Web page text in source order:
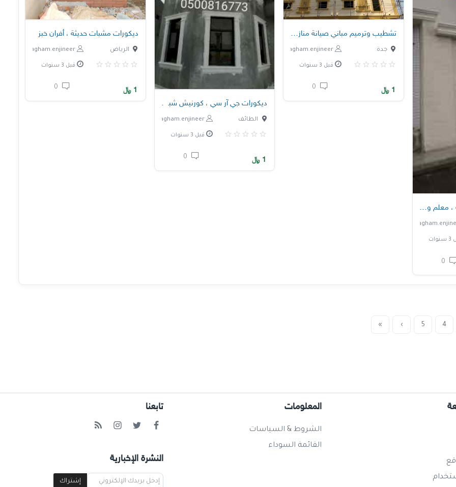
تشطيب وترميم مباني صيانة منازل بجدة
nagham.enjineer جدة
قبل 3 سنوات
1 ﷼
ديكورات جي آر سي ، كورنيش شبابيك جي ار سي
nagham.enjineer الطائف
قبل 3 سنوات
1 ﷼
ديكورات مشبات حديثة ، أفران خبز
nagham.enjineer الرياض
قبل 3 سنوات
1 ﷼
4
5
›
»
المعلومات
الشروط & السياسات
القائمة السوداء
تابعنا
النشرة الإخبارية
إشتراك